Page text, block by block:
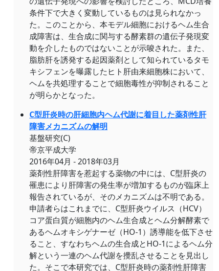
条件下で大きく変動しているものは見られなかっ
た。このことから、本モデル細胞におけるヘム生合
成障害は、生合成に関与する酵素群の遺伝子発現変
動を介したものではないことが示唆された。また、
脂肪肝を誘発する起因薬剤として知られているタモ
キシフェンを曝露したヒト肝由来細胞株において、
ヘムを共処理することで細胞毒性が抑制されること
が明らかとなった。
C型肝炎時の肝細胞内ヘム代謝に着目した薬剤性肝
障害メカニズムの解明
基盤研究(C)
帝京平成大学
2016年04月 - 2018年03月
薬剤性肝障害を惹起する薬物の中には、C型肝炎の
罹患により肝障害の発生率が増加するものが臨床上
報告されているが、そのメカニズムは不明である。
申請者らはこれまでに、C型肝炎ウイルス（HCV）
コア蛋白質が細胞内のヘム生合成とヘム分解酵素で
あるヘムオキシゲナーゼ（HO-1）誘導能を低下させ
ること、すなわちヘムの生合成とHO-1によるヘム分
解という一連のヘム代謝を攪乱させることを見出し
た。そこで本研究では、C型肝炎時の薬剤性肝障害